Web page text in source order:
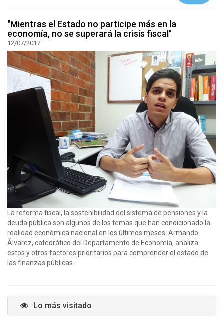
"Mientras el Estado no participe más en la
economía, no se superará la crisis fiscal"
12/07/2017
La reforma fiscal, la sostenibilidad del sistema de pensiones y la
deuda pública son algunos de los temas que han condicionado la
realidad económica nacional en los últimos meses. Armando
Álvarez, catedrático del Departamento de Economía, analiza
estos y otros factores prioritarios para comprender el estado de
las finanzas públicas.
Lo más visitado